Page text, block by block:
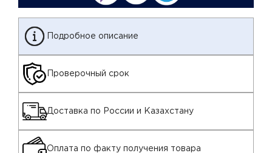
Подробное описание
Проверочный срок
Доставка по России и Казахстану
Оплата по факту получения товара